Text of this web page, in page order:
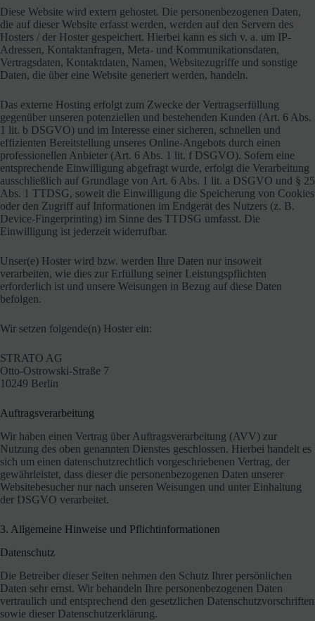
Diese Website wird extern gehostet. Die personenbezogenen Daten,
die auf dieser Website erfasst werden, werden auf den Servern des
Hosters / der Hoster gespeichert. Hierbei kann es sich v. a. um IP-
Adressen, Kontaktanfragen, Meta- und Kommunikationsdaten,
Vertragsdaten, Kontaktdaten, Namen, Websitezugriffe und sonstige
Daten, die über eine Website generiert werden, handeln.
Das externe Hosting erfolgt zum Zwecke der Vertragserfüllung
gegenüber unseren potenziellen und bestehenden Kunden (Art. 6 Abs.
1 lit. b DSGVO) und im Interesse einer sicheren, schnellen und
effizienten Bereitstellung unseres Online-Angebots durch einen
professionellen Anbieter (Art. 6 Abs. 1 lit. f DSGVO). Sofern eine
entsprechende Einwilligung abgefragt wurde, erfolgt die Verarbeitung
ausschließlich auf Grundlage von Art. 6 Abs. 1 lit. a DSGVO und § 25
Abs. 1 TTDSG, soweit die Einwilligung die Speicherung von Cookies
oder den Zugriff auf Informationen im Endgerät des Nutzers (z. B.
Device-Fingerprinting) im Sinne des TTDSG umfasst. Die
Einwilligung ist jederzeit widerrufbar.
Unser(e) Hoster wird bzw. werden Ihre Daten nur insoweit
verarbeiten, wie dies zur Erfüllung seiner Leistungspflichten
erforderlich ist und unsere Weisungen in Bezug auf diese Daten
befolgen.
Wir setzen folgende(n) Hoster ein:
STRATO AG
Otto-Ostrowski-Straße 7
10249 Berlin
Auftragsverarbeitung
Wir haben einen Vertrag über Auftragsverarbeitung (AVV) zur
Nutzung des oben genannten Dienstes geschlossen. Hierbei handelt es
sich um einen datenschutzrechtlich vorgeschriebenen Vertrag, der
gewährleistet, dass dieser die personenbezogenen Daten unserer
Websitebesucher nur nach unseren Weisungen und unter Einhaltung
der DSGVO verarbeitet.
3. Allgemeine Hinweise und Pflicht­informationen
Datenschutz
Die Betreiber dieser Seiten nehmen den Schutz Ihrer persönlichen
Daten sehr ernst. Wir behandeln Ihre personenbezogenen Daten
vertraulich und entsprechend den gesetzlichen Datenschutzvorschriften
sowie dieser Datenschutzerklärung.